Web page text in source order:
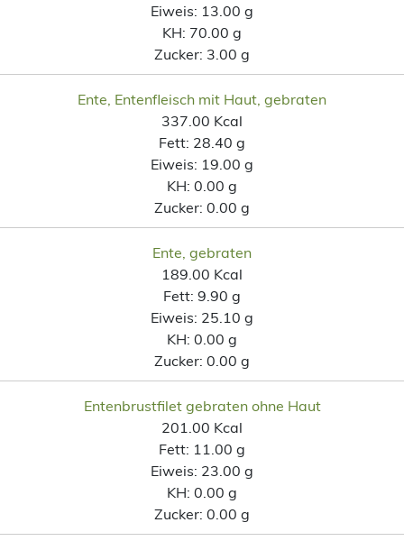
Eiweis: 13.00 g
KH: 70.00 g
Zucker: 3.00 g
Ente, Entenfleisch mit Haut, gebraten
337.00 Kcal
Fett: 28.40 g
Eiweis: 19.00 g
KH: 0.00 g
Zucker: 0.00 g
Ente, gebraten
189.00 Kcal
Fett: 9.90 g
Eiweis: 25.10 g
KH: 0.00 g
Zucker: 0.00 g
Entenbrustfilet gebraten ohne Haut
201.00 Kcal
Fett: 11.00 g
Eiweis: 23.00 g
KH: 0.00 g
Zucker: 0.00 g